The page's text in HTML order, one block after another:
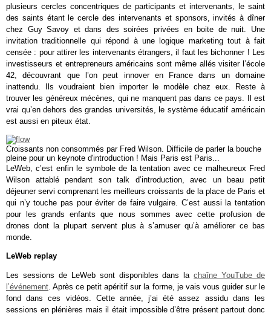
plusieurs cercles concentriques de participants et intervenants, le saint
des saints étant le cercle des intervenants et sponsors, invités à dîner
chez Guy Savoy et dans des soirées privées en boite de nuit. Une
invitation traditionnelle qui répond à une logique marketing tout à fait
censée : pour attirer les intervenants étrangers, il faut les bichonner ! Les
investisseurs et entrepreneurs américains sont même allés visiter l’école
42, découvrant que l’on peut innover en France dans un domaine
inattendu. Ils voudraient bien importer le modèle chez eux. Reste à
trouver les généreux mécènes, qui ne manquent pas dans ce pays. Il est
vrai qu’en dehors des grandes universités, le système éducatif américain
est aussi en piteux état.
Croissants non consommés par Fred Wilson. Difficile de parler la bouche
pleine pour un keynote d'introduction ! Mais Paris est Paris...
LeWeb, c’est enfin le symbole de la tentation avec ce malheureux Fred
Wilson attablé pendant son talk d’introduction, avec un beau petit
déjeuner servi comprenant les meilleurs croissants de la place de Paris et
qui n’y touche pas pour éviter de faire vulgaire. C’est aussi la tentation
pour les grands enfants que nous sommes avec cette profusion de
drones dont la plupart servent plus à s’amuser qu’à améliorer ce bas
monde.
LeWeb replay
Les sessions de LeWeb sont disponibles dans lachaîne YouTube de
l’événement. Après ce petit apéritif sur la forme, je vais vous guider sur le
fond dans ces vidéos. Cette année, j’ai été assez assidu dans les
sessions en plénières mais il était impossible d’être présent partout donc